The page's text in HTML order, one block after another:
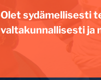
Olet sydämellisesti
valtakunnallisesti ja